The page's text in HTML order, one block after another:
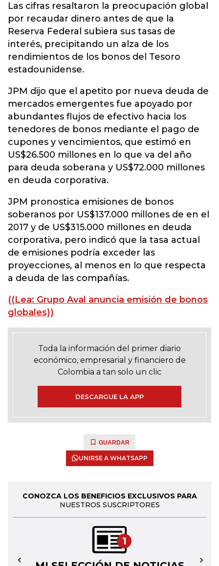
Las cifras resaltaron la preocupación global
por recaudar dinero antes de que la
Reserva Federal subiera sus tasas de
interés, precipitando un alza de los
rendimientos de los bonos del Tesoro
estadounidense.
JPM dijo que el apetito por nueva deuda de
mercados emergentes fue apoyado por
abundantes flujos de efectivo hacia los
tenedores de bonos mediante el pago de
cupones y vencimientos, que estimó en
US$26.500 millones en lo que va del año
para deuda soberana y US$72.000 millones
en deuda corporativa.
JPM pronostica emisiones de bonos
soberanos por US$137.000 millones de en el
2017 y de US$315.000 millones en deuda
corporativa, pero indicó que la tasa actual
de emisiones podría exceder las
proyecciones, al menos en lo que respecta
a deuda de las compañías.
((Lea: Grupo Aval anuncia emisión de bonos
globales))
Toda la información del primer diario
económico, empresarial y financiero de
Colombia a tan solo un clic
DESCARGUE LA APP
GUARDAR
UNIRSE A WHATSAPP
CONOZCA LOS BENEFICIOS EXCLUSIVOS PARA
NUESTROS SUSCRIPTORES
1
← →